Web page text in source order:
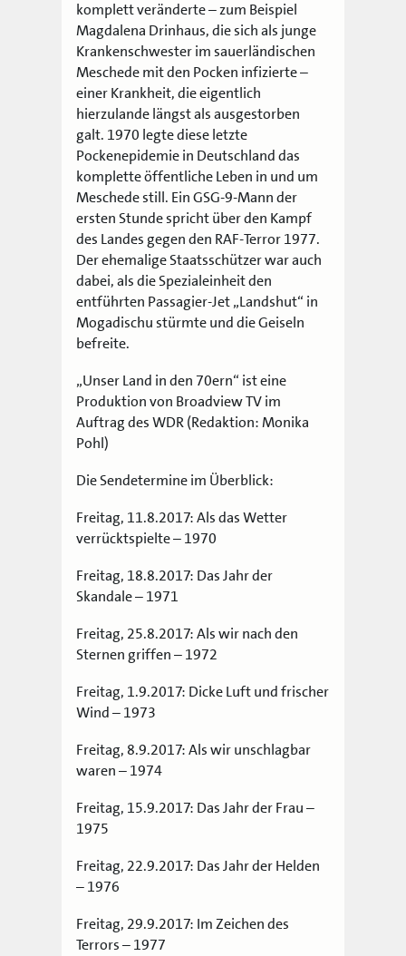
komplett veränderte – zum Beispiel
Magdalena Drinhaus, die sich als junge
Krankenschwester im sauerländischen
Meschede mit den Pocken infizierte –
einer Krankheit, die eigentlich
hierzulande längst als ausgestorben
galt. 1970 legte diese letzte
Pockenepidemie in Deutschland das
komplette öffentliche Leben in und um
Meschede still. Ein GSG-9-Mann der
ersten Stunde spricht über den Kampf
des Landes gegen den RAF-Terror 1977.
Der ehemalige Staatsschützer war auch
dabei, als die Spezialeinheit den
entführten Passagier-Jet „Landshut“ in
Mogadischu stürmte und die Geiseln
befreite.
„Unser Land in den 70ern“ ist eine
Produktion von Broadview TV im
Auftrag des WDR (Redaktion: Monika
Pohl)
Die Sendetermine im Überblick:
Freitag, 11.8.2017: Als das Wetter
verrücktspielte – 1970
Freitag, 18.8.2017: Das Jahr der
Skandale – 1971
Freitag, 25.8.2017: Als wir nach den
Sternen griffen – 1972
Freitag, 1.9.2017: Dicke Luft und frischer
Wind – 1973
Freitag, 8.9.2017: Als wir unschlagbar
waren – 1974
Freitag, 15.9.2017: Das Jahr der Frau –
1975
Freitag, 22.9.2017: Das Jahr der Helden
– 1976
Freitag, 29.9.2017: Im Zeichen des
Terrors – 1977